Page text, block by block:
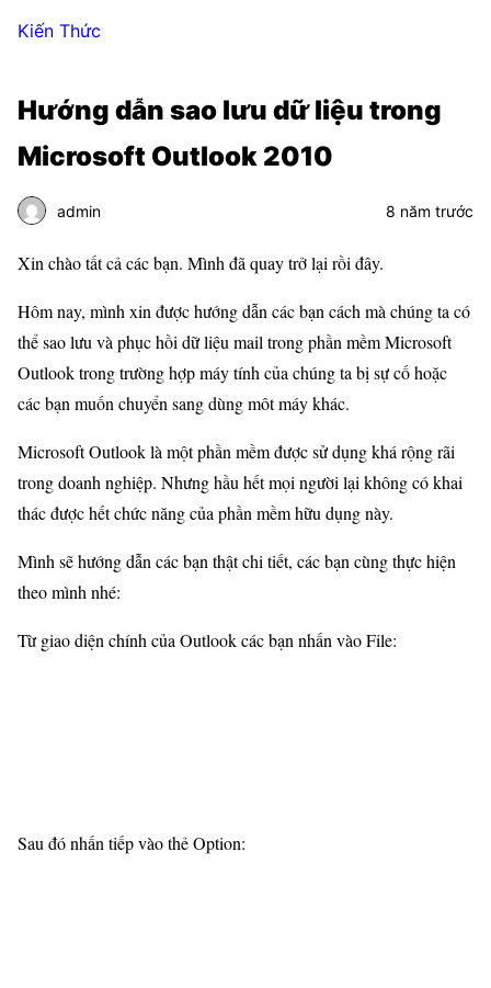
Kiến Thức
Hướng dẫn sao lưu dữ liệu trong
Microsoft Outlook 2010
admin 8 năm trước
Xin chào tất cả các bạn. Mình đã quay trở lại rồi đây.
Hôm nay, mình xin được hướng dẫn các bạn cách mà chúng ta có
thể sao lưu và phục hồi dữ liệu mail trong phần mềm Microsoft
Outlook trong trường hợp máy tính của chúng ta bị sự cố hoặc
các bạn muốn chuyển sang dùng môt máy khác.
Microsoft Outlook là một phần mềm được sử dụng khá rộng rãi
trong doanh nghiệp. Nhưng hầu hết mọi người lại không có khai
thác được hết chức năng của phần mềm hữu dụng này.
Mình sẽ hướng dẫn các bạn thật chi tiết, các bạn cùng thực hiện
theo mình nhé:
Từ giao diện chính của Outlook các bạn nhấn vào File:
Sau đó nhấn tiếp vào thẻ Option: